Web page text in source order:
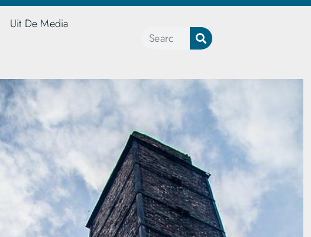
Uit De Media